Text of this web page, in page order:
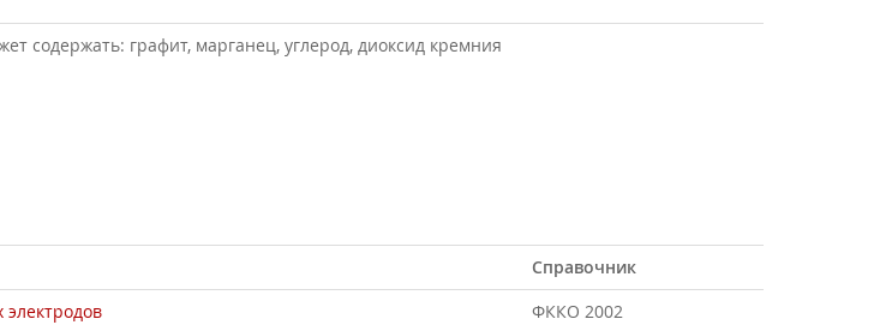
содержать: графит, марганец, углерод, диоксид кремния
Справочник
электродов ФККО 2002